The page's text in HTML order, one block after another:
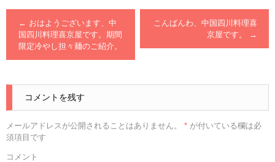
← おはようございます、中
国四川料理喜京屋です。期間
限定冷やし担々麺のご紹介。
こんばんわ、中国四川料理喜
京屋です。
→
コメントを残す
メールアドレスが公開されることはありません。 * が付いている欄は必
須項目です
コメント